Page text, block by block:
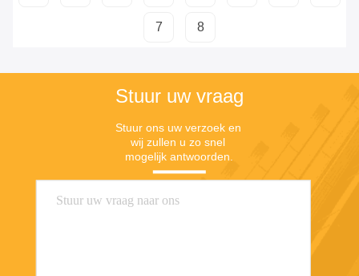
7 8
Stuur uw vraag
Stuur ons uw verzoek en
wij zullen u zo snel
mogelijk antwoorden.